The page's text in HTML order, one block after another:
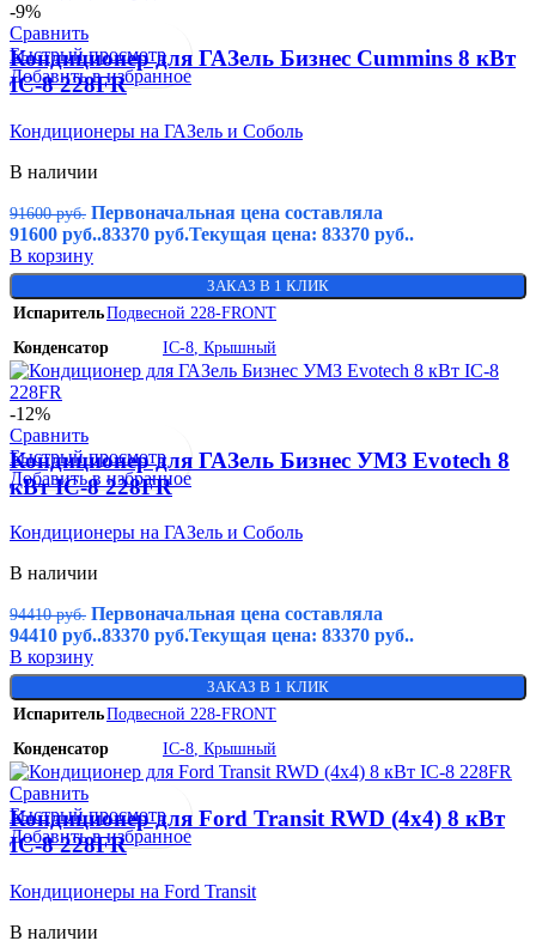
-9%
Сравнить
Быстрый просмотр
Добавить в избранное
Кондиционер для ГАЗель Бизнес Cummins 8 кВт
IC-8 228FR
Кондиционеры на ГАЗель и Соболь
В наличии
91600руб. Первоначальная цена составляла
91600 руб..83370 руб.Текущая цена: 83370 руб..
В корзину
ЗАКАЗ В 1 КЛИК
ИспарительПодвесной 228-FRONT
Конденсатор
IC-8 Крышный
-12%
Сравнить
Быстрый просмотр
Добавить в избранное
Кондиционер для ГАЗель Бизнес УМЗ Evotech 8
кВт IC-8 228FR
Кондиционеры на ГАЗель и Соболь
В наличии
94410руб. Первоначальная цена составляла
94410 руб..83370 руб.Текущая цена: 83370 руб..
В корзину
ЗАКАЗ В 1 КЛИК
ИспарительПодвесной 228-FRONT
Конденсатор
IC-8, Крышный
Сравнить
Быстрый просмотр
Добавить в избранное
Кондиционер для Ford Transit RWD (4х4) 8 кВт
IC-8 228FR
Кондиционеры на Ford Transit
В наличии